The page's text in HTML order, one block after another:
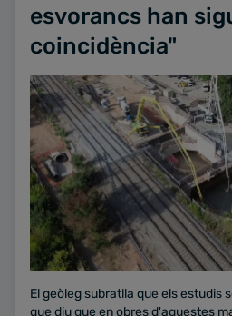
esvorancs han
coincidència"
El geòleg subratlla que els estudis
que diu que en obres d'aquestes